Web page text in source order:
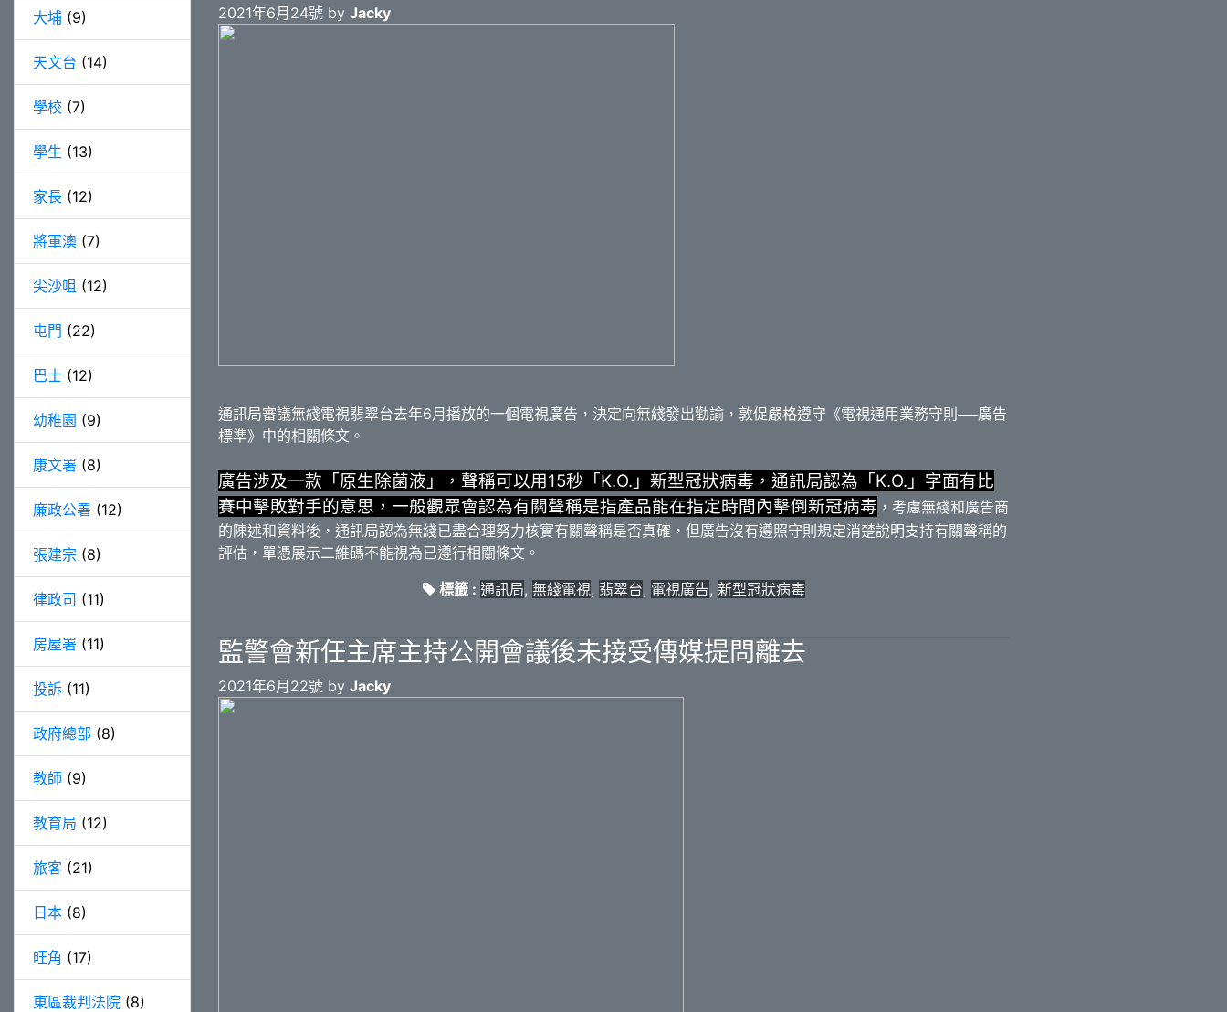
大埔 (9)
天文台 (14)
學校 (7)
學生 (13)
家長 (12)
將軍澳 (7)
尖沙咀 (12)
屯門 (22)
巴士 (12)
幼稚園 (9)
康文署 (8)
廉政公署 (12)
張建宗 (8)
律政司 (11)
房屋署 (11)
投訴 (11)
政府總部 (8)
教師 (9)
教育局 (12)
旅客 (21)
日本 (8)
旺角 (17)
東區裁判法院 (8)
2021年6月24號 by Jacky
通訊局審議無綫電視翡翠台去年6月播放的一個電視廣告，決定向無綫發出勸諭，敦促嚴格遵守《電視通用業務守則──廣告
標準》中的相關條文。
廣告涉及一款「原生除菌液」，聲稱可以用15秒「K.O.」新型冠狀病毒，通訊局認為「K.O.」字面有比
賽中擊敗對手的意思，一般觀眾會認為有關聲稱是指產品能在指定時間內擊倒新冠病毒 ，考慮無綫和廣告商
的陳述和資料後，通訊局認為無綫已盡合理努力核實有關聲稱是否真確，但廣告沒有遵照守則規定消楚說明支持有關聲稱的
評估，單憑展示二維碼不能視為已遵行相關條文。
標籤 : 通訊局, 無綫電視, 翡翠台, 電視廣告, 新型冠狀病毒
監警會新任主席主持公開會議後未接受傳媒提問離去
2021年6月22號 by Jacky